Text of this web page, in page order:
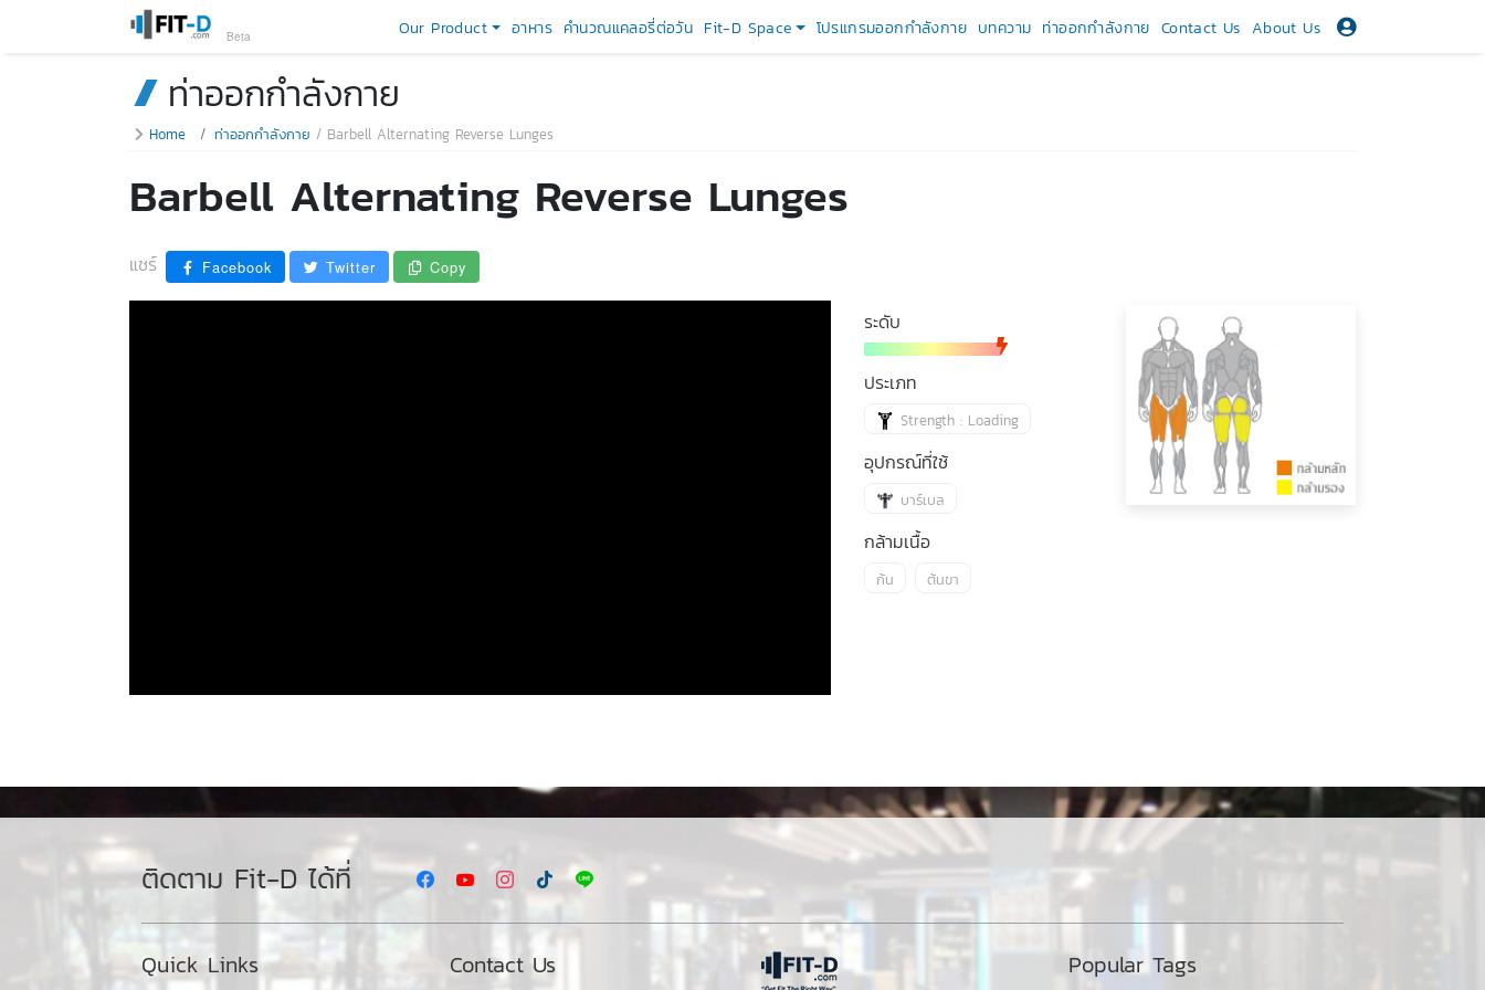
Our Product อาหาร คำนวณแคลอรี่ต่อวัน Fit-D Space โปรแกรมออกกำลังกาย บทความ ท่าออกกำลังกาย Contact Us About Us
Beta
ท่าออกกำลังกาย
Home ท่าออกกำลังกาย Barbell Alternating Reverse Lunges
Barbell Alternating Reverse Lunges
แชร์ Facebook Twitter Copy
ระดับ
ประเภท
Strength : Loading
อุปกรณ์ที่ใช้
บาร์เบล
กล้ามเนื้อ
ก้น ต้นขา
ติดตาม Fit-D ได้ที่
Quick Links Contact Us Popular Tags